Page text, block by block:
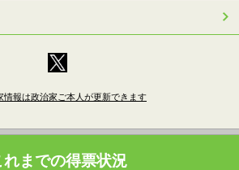
報は政治家ご本人が更新できます
れまでの得票状況